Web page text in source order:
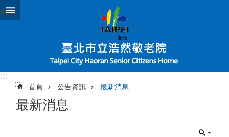
跳到主要內容區塊
:::
:::
首頁 公告資訊 最新消息
最新消息